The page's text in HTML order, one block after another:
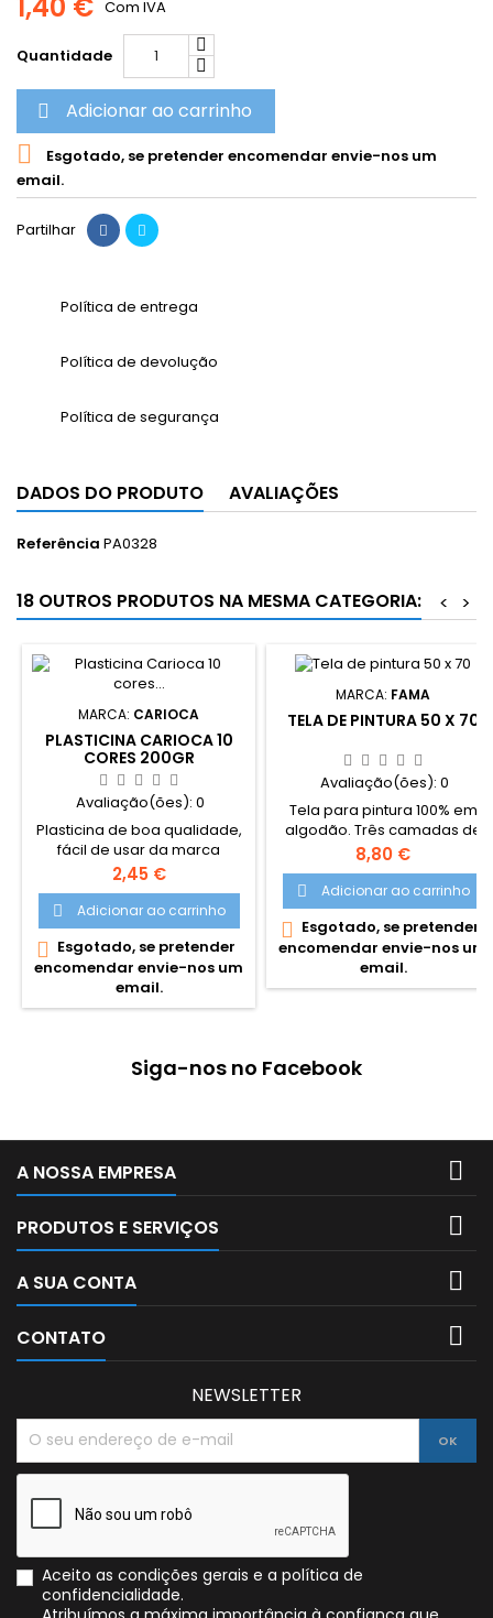
Com IVA
Quantidade
 Adicionar ao carrinho

Esgotado, se pretender encomendar envie-nos um
email.
Partilhar
Política de entrega
Política de devolução
Política de segurança
DADOS DO PRODUTO AVALIAÇÕES
Referência PA0328
18 OUTROS PRODUTOS NA MESMA CATEGORIA: >
<
MARCA: CARIOCA
PLASTICINA CARIOCA 10
CORES 200GR
Avaliação(ões): 0
Plasticina de boa qualidade,
fácil de usar da marca
Carioca. Não seca e pode
ser usado várias vezes. Com
cores intensas e misturáveis
entre si. Sem glúten.
Recomendado para idades
superiores a 3 anos
Preço
2,45 €
 Adicionar ao carrinho
 Esgotado, se pretender
encomendar envie-nos um
email.
MARCA: FAMA
TELA DE PINTURA 50 X 70
Avaliação(ões): 0
Tela para pintura 100% em
algodão. Três camadas de
gesso acrílico. Adequado
para utilização de tintas
acrílicas e óleo. Construção
sólida em madeira. Com
barra de madeira de reforço
a meio. Moldura 1,7cm
(Grade de 1,7cm)
Preço
8,80 €
 Adicionar ao carrinho
 Esgotado, se pretender
encomendar envie-nos um
email.
Siga-nos no Facebook
A NOSSA EMPRESA 
PRODUTOS E SERVIÇOS 
A SUA CONTA 
CONTATO 
NEWSLETTER
Aceito as condições gerais e a política de
confidencialidade.